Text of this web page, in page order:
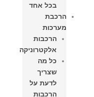
בכל אחד
הרכבת
מערכות
הרכבות
אלקטרוניקה
כל מה
שצריך
לדעת על
הרכבות